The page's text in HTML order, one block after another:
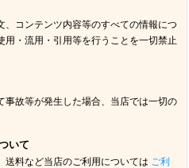
、コンテンツ内容等のすべての情報につ
用・流用・引用等を行うことを一切禁止
事故等が発生した場合、当店では一切の
いて
送料など当店のご利用については ご利